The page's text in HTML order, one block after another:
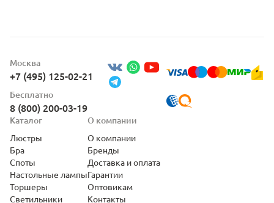
Москва
+7 (495) 125-02-21
Бесплатно
8 (800) 200-03-19
Каталог
Люстры
Бра
Споты
Настольные лампы
Торшеры
Светильники
О компании
О компании
Бренды
Доставка и оплата
Гарантии
Оптовикам
Контакты